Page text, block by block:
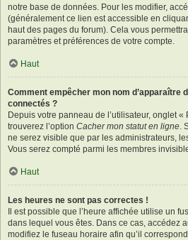
notre base de données. Pour les modifier,
(généralement ce lien est accessible en
haut des pages du forum). Cela vous
paramètres et préférences de votre compte.
Haut
Comment empêcher mon nom d’apparaître
connectés ?
Depuis votre panneau de l’utilisateur, onglet
trouverez l’option Cacher mon statut en ligne.
ne serez visible que par les administrateurs,
Vous serez compté parmi les membres
Haut
Les heures ne sont pas correctes !
Il est possible que l’heure affichée utilise un
dans lequel vous êtes. Dans ce cas, accédez
modifiez le fuseau horaire afin qu’il